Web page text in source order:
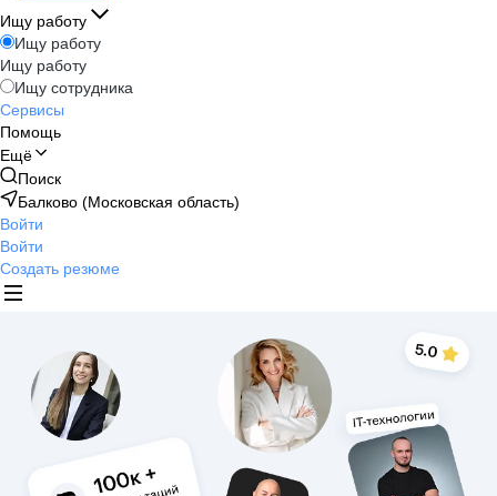
Ищу работу
Ищу работу
Ищу работу
Ищу сотрудника
Сервисы
Помощь
Ещё
Поиск
Балково (Московская область)
Войти
Войти
Создать резюме